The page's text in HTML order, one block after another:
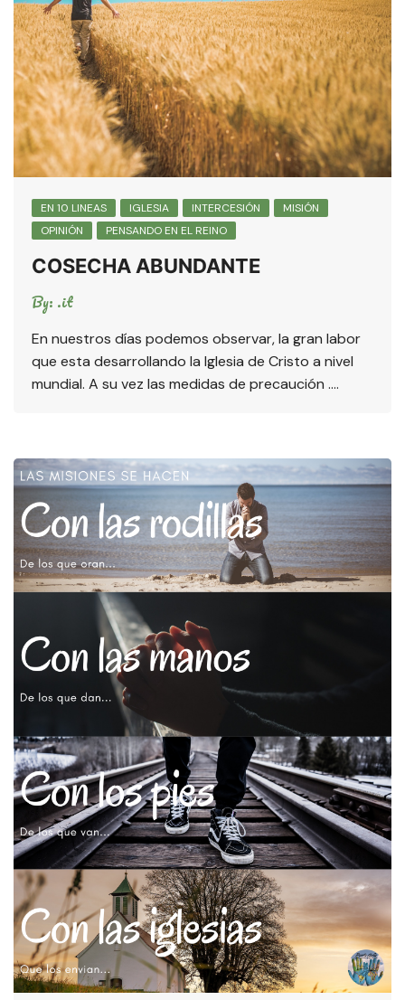
EN 10 LINEAS IGLESIA INTERCESIÓN
MISIÓN
OPINIÓN
PENSANDO EN EL REINO
COSECHA ABUNDANTE
By: .it
En nuestros días podemos observar, la gran labor
que esta desarrollando la Iglesia de Cristo a nivel
mundial. A su vez las medidas de precaución ….